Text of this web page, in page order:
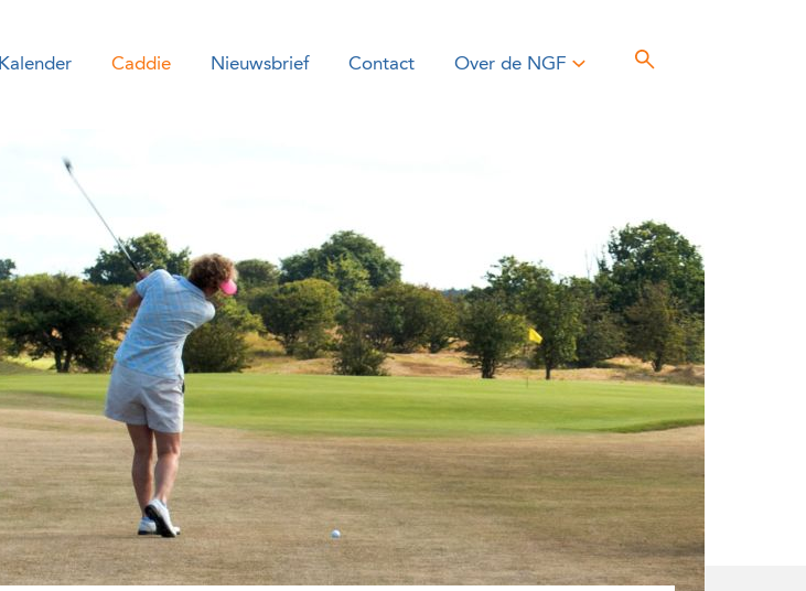
Kalender Caddie Nieuwsbrief Contact Over de NGF